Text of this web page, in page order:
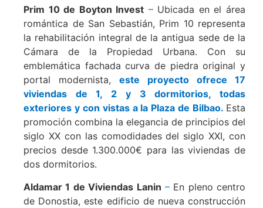
Prim 10 de Boyton Invest – Ubicada en el área
romántica de San Sebastián, Prim 10 representa
la rehabilitación integral de la antigua sede de la
Cámara de la Propiedad Urbana. Con su
emblemática fachada curva de piedra original y
portal modernista, este proyecto ofrece 17
viviendas de 1, 2 y 3 dormitorios, todas
exteriores y con vistas a la Plaza de Bilbao. Esta
promoción combina la elegancia de principios del
siglo XX con las comodidades del siglo XXI, con
precios desde 1.300.000€ para las viviendas de
dos dormitorios.
Aldamar 1 de Viviendas Lanin – En pleno centro
de Donostia, este edificio de nueva construcción